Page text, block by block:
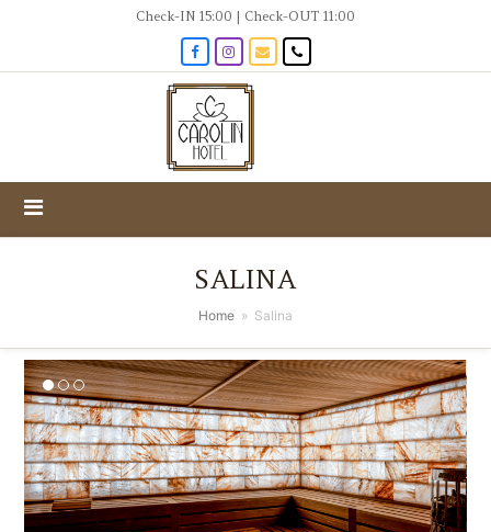
Check-IN 15:00 | Check-OUT 11:00
FacebookInstagram
EmailPhone
SALINA
Home » Salina